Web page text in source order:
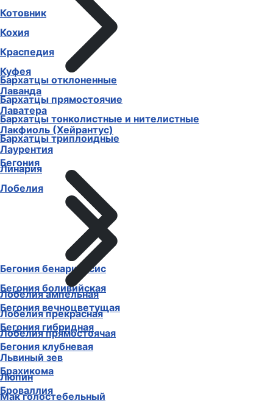
Бархатцы отклоненные
Бархатцы прямостоячие
Бархатцы тонколистные и нителистные
Бархатцы триплоидные
Бегония
Бегония бенариенсис
Бегония боливийская
Бегония вечноцветущая
Бегония гибридная
Бегония клубневая
Брахикома
Броваллия
Котовник
Кохия
Краспедия
Куфея
Лаванда
Лаватера
Лакфиоль (Хейрантус)
Лаурентия
Линария
Лобелия
Лобелия ампельная
Лобелия прекрасная
Лобелия прямостоячая
Львиный зев
Люпин
Мак голостебельный